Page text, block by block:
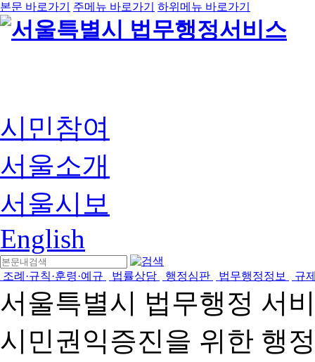
본문 바로가기 주메뉴 바로가기 하위메뉴 바로가기
시민참여
서울소개
서울시보
English
조례·규칙·훈령·예규 법률상담 행정심판 법무행정정보 규
서울특별시 법무행정 서
시민권익증진을 위한 행